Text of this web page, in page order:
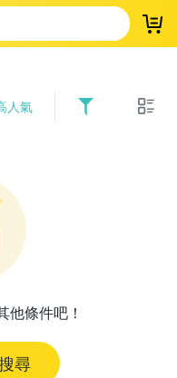
登
人氣
他條件吧！
尋